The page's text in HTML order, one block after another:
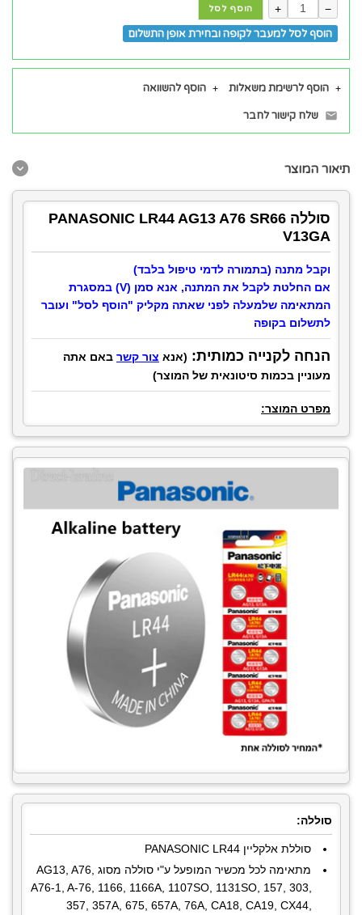
−
+ הוסף לסל
הוסף לסל למעבר לקופה ובחירת אופן התשלום
הוסף לרשימת משאלות הוסף להשוואה
שלח קישור לחבר
תיאור המוצר
סוללה PANASONIC LR44 AG13 A76 SR66
V13GA
וקבל מתנה (בתמורה לדמי טיפול בלבד)
אם החלטת לקבל את המתנה, אנא סמן (V) במסגרת
המתאימה שלמעלה לפני שאתה מקליק "הוסף לסל" ועובר
לתשלום בקופה
הנחה לקנייה כמותית: (אנא צור קשר באם אתה
מעוניין בכמות סיטונאית של המוצר)
מפרט המוצר:
סוללה:
סוללת אלקליין PANASONIC LR44
מתאימה לכל מכשיר המופעל ע"י סוללה מסוג AG13, A76,
A76-1, A-76, 1166, 1166A, 1107SO, 1131SO, 157, 303,
357, 357A, 675, 657A, 76A, CA18, CA19, CX44,